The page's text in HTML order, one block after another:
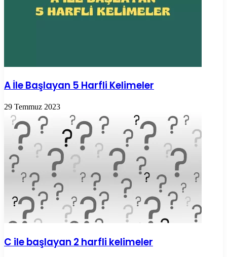
A İle Başlayan 5 Harfli Kelimeler
29 Temmuz 2023
C ile başlayan 2 harfli kelimeler